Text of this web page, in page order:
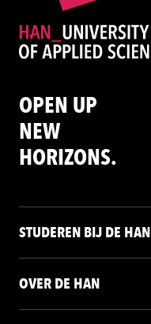
OPEN UP
NEW
HORIZONS.
STUDEREN BIJ DE HAN
OVER DE HAN